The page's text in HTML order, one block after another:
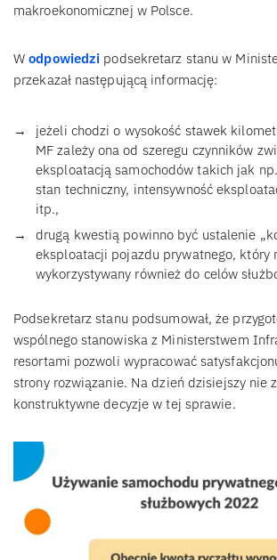
makroekonomicznej w Polsce.
Wodpowiedzi podsekretarz stanu w
przekazał następującą informację:
jeżeli chodzi o wysokość stawek
MF zależy ona od szeregu czynników
eksploatacją samochodów takich jak
stan techniczny, intensywność
itp.,
drugą kwestią powinno być ustalenie
eksploatacji pojazdu prywatnego, który
wykorzystywany również do celów
Podsekretarz stanu podsumował, że
wspólnego stanowiska z Ministerstwem
resortami pozwoli wypracować
strony rozwiązanie. Na dzień dzisiejszy nie
konstruktywne decyzje w tej sprawie.